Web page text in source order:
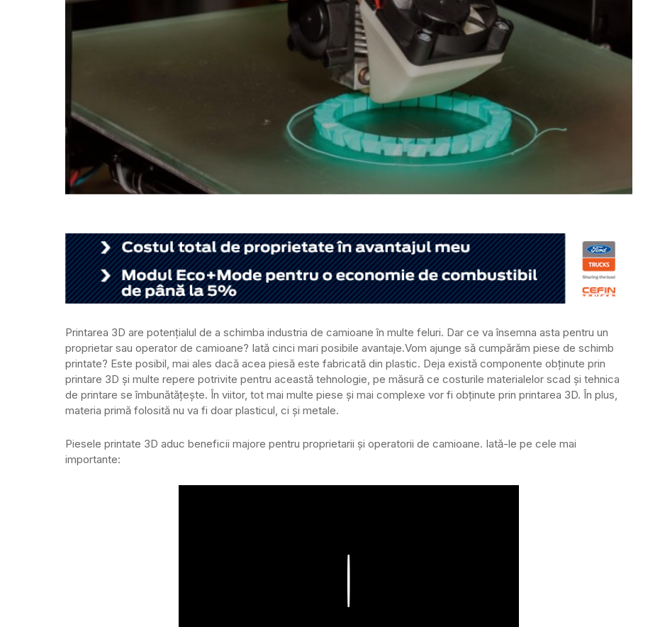
Printarea 3D are potențialul de a schimba industria de camioane în multe feluri. Dar ce va însemna asta pentru un
proprietar sau operator de camioane? Iată cinci mari posibile avantaje.Vom ajunge să cumpărăm piese de schimb
printate? Este posibil, mai ales dacă acea piesă este fabricată din plastic. Deja există componente obținute prin
printare 3D și multe repere potrivite pentru această tehnologie, pe măsură ce costurile materialelor scad și tehnica
de printare se îmbunătățește. În viitor, tot mai multe piese și mai complexe vor fi obținute prin printarea 3D. În plus,
materia primă folosită nu va fi doar plasticul, ci și metale.
Piesele printate 3D aduc beneficii majore pentru proprietarii și operatorii de camioane. Iată-le pe cele mai
importante: